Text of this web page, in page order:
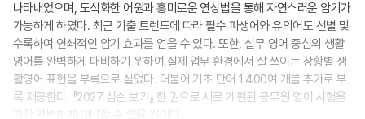
나타내었으며, 도식화한 어원과 흥미로운 연상법을 통해 자연스러운 암기가
가능하게 하였다. 최근 기출 트렌드에 따라 필수 파생어와 유의어도 선별 및
수록하여 연쇄적인 암기 효과를 얻을 수 있다. 또한, 실무 영어 중심의 생활
영어를 완벽하게 대비하기 위하여 실제 업무 환경에서 잘 쓰이는 상황별 생
활영어 표현을 부록으로 실었다. 더불어 기초 단어 1,400여 개를 추가로 부
록 제공한다. 『2027 심슨 보카』 한 권으로 새로 개편된 공무원 영어 시험을
가장 완벽하게 대비할 수 있을 것이다.
상품명
2027 공단기 심슨 보카
결제금액 후기 작성 유의사항
공유하기
분철 안내